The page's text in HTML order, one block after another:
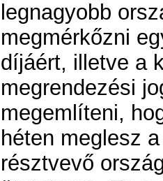
legnagyobb
megmérkőzni
díjáért, illetve a
megrendezési
megemlíteni,
héten meglesz
résztvevő